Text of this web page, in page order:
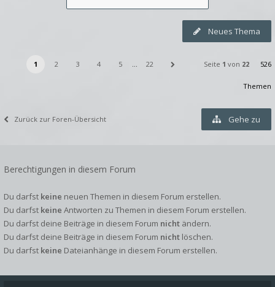
Neues Thema
1 2 3 4 5 … 22 Seite 1 von 22 526
Themen
Zurück zur Foren-Übersicht Gehe zu
Berechtigungen in diesem Forum
Du darfst keine neuen Themen in diesem Forum erstellen.
Du darfst keine Antworten zu Themen in diesem Forum erstellen.
Du darfst deine Beiträge in diesem Forum nicht ändern.
Du darfst deine Beiträge in diesem Forum nicht löschen.
Du darfst keine Dateianhänge in diesem Forum erstellen.